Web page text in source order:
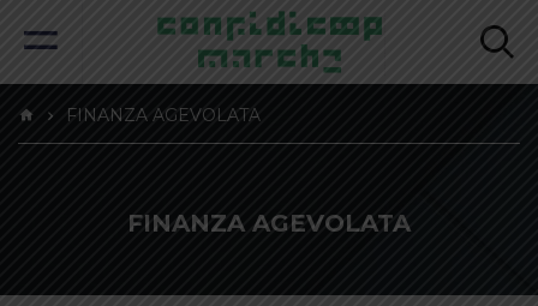
FINANZA AGEVOLATA
FINANZA AGEVOLATA